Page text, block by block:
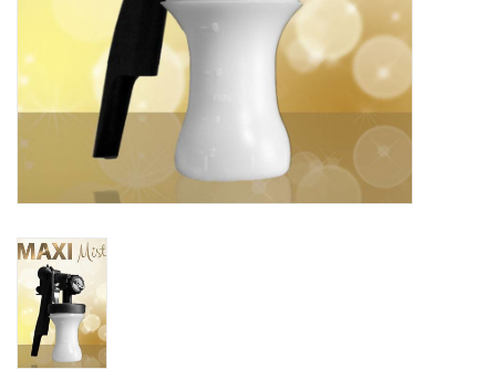
Promotie materiaal
Salon kleding
Vraag hier om een vrijblijvend
adviesgesprek met ons!
Suntana
Sjolie